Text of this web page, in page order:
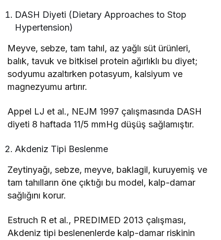
DASH Diyeti (Dietary Approaches to Stop
Hypertension)
Meyve, sebze, tam tahıl, az yağlı süt ürünleri,
balık, tavuk ve bitkisel protein ağırlıklı bu diyet;
sodyumu azaltırken potasyum, kalsiyum ve
magnezyumu artırır.
Appel LJ et al., NEJM 1997 çalışmasında DASH
diyeti 8 haftada 11/5 mmHg düşüş sağlamıştır.
Akdeniz Tipi Beslenme
Zeytinyağı, sebze, meyve, baklagil, kuruyemiş ve
tam tahılların öne çıktığı bu model, kalp-damar
sağlığını korur.
Estruch R et al., PREDIMED 2013 çalışması,
Akdeniz tipi beslenenlerde kalp-damar riskinin